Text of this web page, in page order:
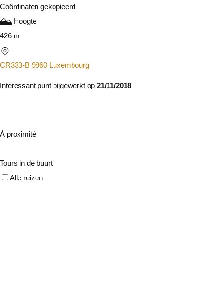
Coördinaten gekopieerd
Hoogte
426 m
CR333-B 9960 Luxembourg
Interessant punt bijgewerkt op 21/11/2018
À proximité
Tours in de buurt
Alle reizen